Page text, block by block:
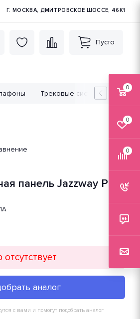
Г. МОСКВА, ДМИТРОВСКОЕ ШОССЕ, 46К1
Пусто
Трековые системы
панель Jazzway PPL
отсутствует
аналог
с вами и помогут подобрать аналог
0
0
0